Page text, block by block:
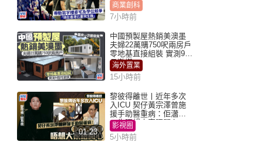
位競爭「香港已重現生
機」
商業創科
7小時前
中國預製屋熱銷美澳墨
夫婦22萬購750呎兩房戶
零地基直接組裝 實測9個
月激讚
海外置業
15小時前
01:23
黎彼得離世丨近年多次
入ICU 契仔黃宗澤曾施
援手助醫重病：佢瀟灑
一生唔想大家唔開心
影視圈
5小時前